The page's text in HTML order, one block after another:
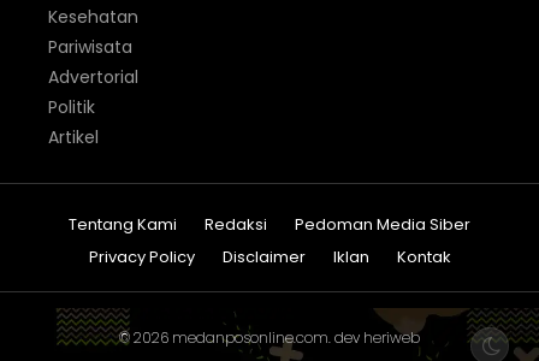
Kesehatan
Pariwisata
Advertorial
Politik
Artikel
Tentang Kami Redaksi
Pedoman Media Siber
Privacy Policy
Disclaimer Iklan Kontak
© 2026 medanposonline.com. dev heriweb